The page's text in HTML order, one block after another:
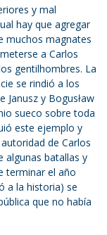
y mal
hay que agregar
muchos magnates
a Carlos
gentilhombres. La
se rindió a los
Janusz y Bogusław
sueco sobre toda
este ejemplo y
de Carlos
algunas batallas y
terminar el año
a la historia) se
que no había